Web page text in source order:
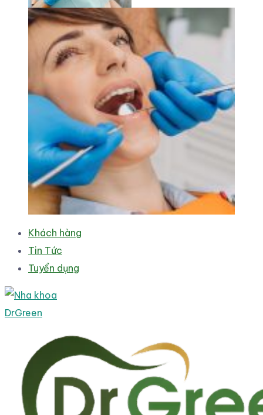
Khách hàng
Tin Tức
Tuyển dụng